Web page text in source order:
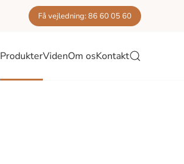
Få vejledning: 86 60 05 60
ProdukterVidenOm osKontakt